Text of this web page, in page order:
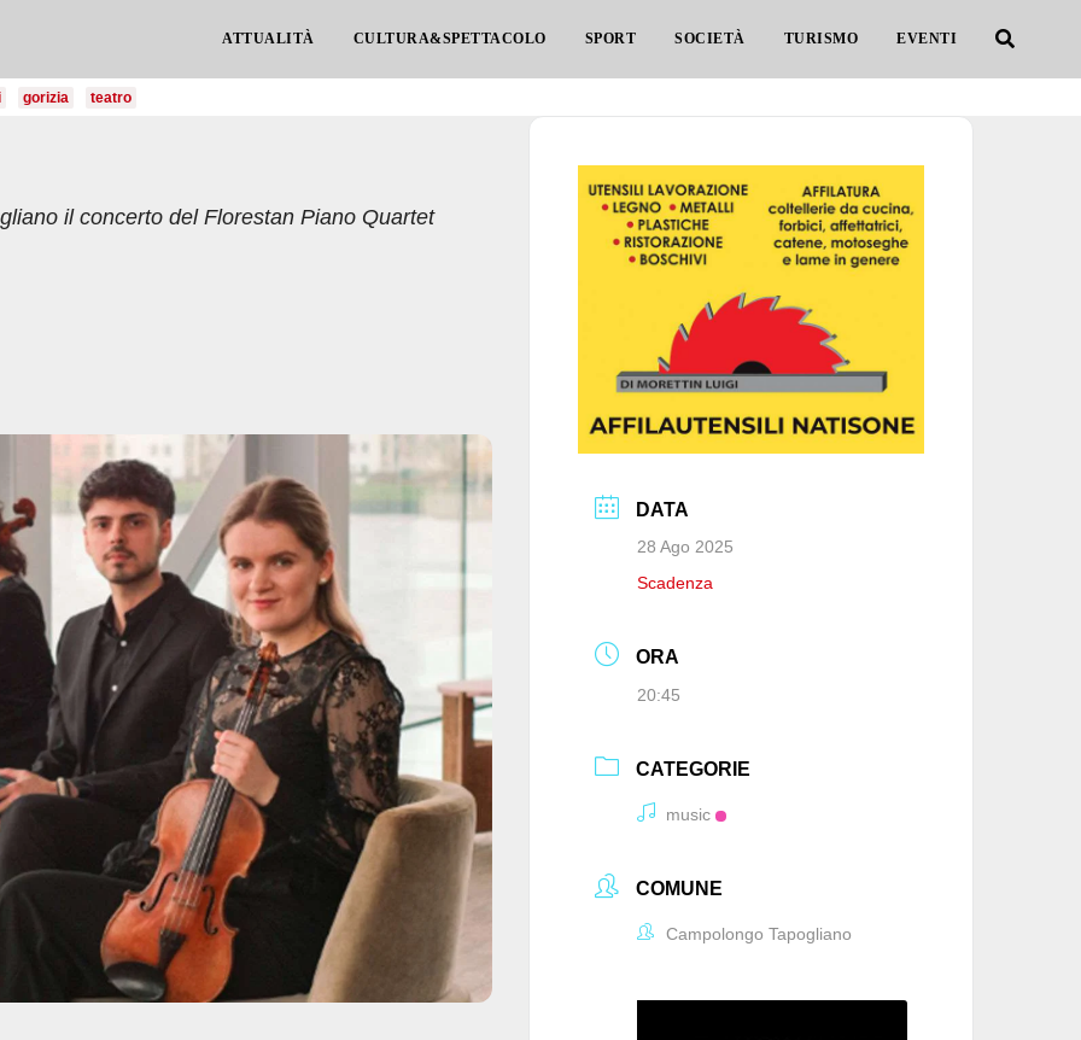
ATTUALITÀ CULTURA&SPETTACOLO SPORT SOCIETÀ TURISMO EVENTI
gorizia teatro
il concerto del Florestan Piano Quartet
DATA
28 Ago 2025
Scadenza
ORA
20:45
CATEGORIE
music
COMUNE
Campolongo Tapogliano